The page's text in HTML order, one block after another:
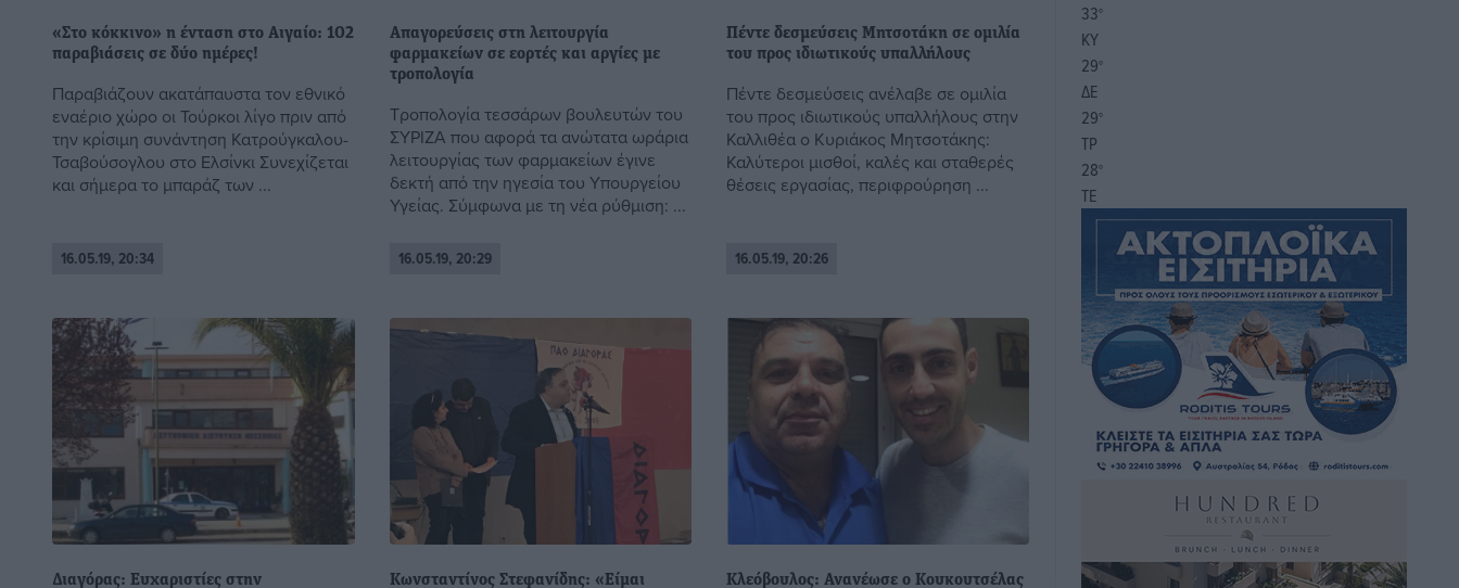
«Στο κόκκινο» η ένταση στο Αιγαίο: 102
παραβιάσεις σε δύο ημέρες!
Παραβιάζουν ακατάπαυστα τον εθνικό
εναέριο χώρο οι Τούρκοι λίγο πριν από
την κρίσιμη συνάντηση Κατρούγκαλου-
Τσαβούσογλου στο Ελσίνκι Συνεχίζεται
και σήμερα το μπαράζ των ...
16.05.19, 20:34
Απαγορεύσεις στη λειτουργία
φαρμακείων σε εορτές και αργίες με
τροπολογία
Τροπολογία τεσσάρων βουλευτών του
ΣΥΡΙΖΑ που αφορά τα ανώτατα ωράρια
λειτουργίας των φαρμακείων έγινε
δεκτή από την ηγεσία του Υπουργείου
Υγείας. Σύμφωνα με τη νέα ρύθμιση: ...
16.05.19, 20:29
Πέντε δεσμεύσεις Μητσοτάκη σε ομιλία
του προς ιδιωτικούς υπαλλήλους
Πέντε δεσμεύσεις ανέλαβε σε ομιλία
του προς ιδιωτικούς υπαλλήλους στην
Καλλιθέα ο Κυριάκος Μητσοτάκης:
Καλύτεροι μισθοί, καλές και σταθερές
θέσεις εργασίας, περιφρούρηση ...
16.05.19, 20:26
Διαγόρας: Ευχαριστίες στην
Κωνσταντίνος Στεφανίδης: «Είμαι
Κλεόβουλος: Ανανέωσε ο Κουκουτσέλας
33°
ΚΥ
29°
ΔΕ
29°
ΤΡ
28°
ΤΕ